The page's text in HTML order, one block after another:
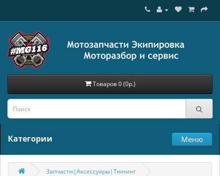
Товаров 0 (0р.)
Категории Меню
Запчасти|Аксессуары|Тюнинг